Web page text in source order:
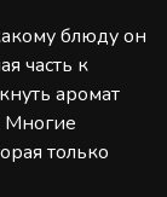
блюду он
часть к
аромат
Многие
только